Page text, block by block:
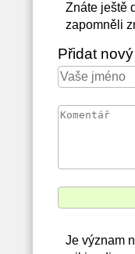
Znáte ještě
zapomněli
Přidat
Je význam